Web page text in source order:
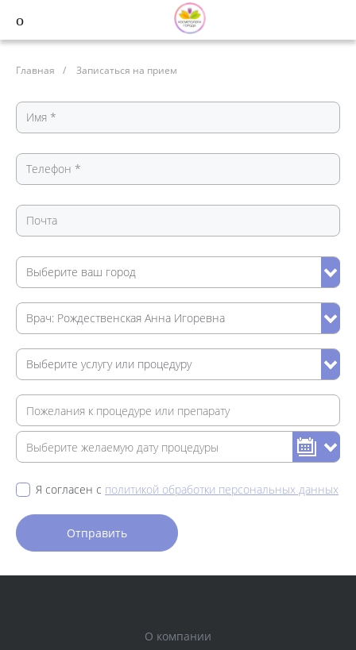
Главная / Записаться на прием
Я согласен с политикой обработки персональных данных
О компании